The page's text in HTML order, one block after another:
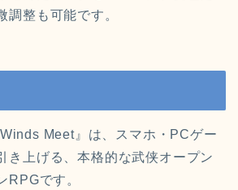
調整も可能です。
Meet』は、スマホ・PCゲー
き上げる、本格的な武侠オープン
RPGです。